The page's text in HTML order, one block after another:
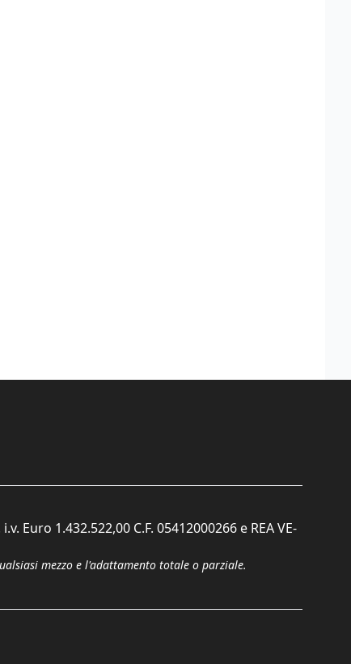
Euro 1.432.522,00 C.F. 05412000266 e REA VE-
mezzo e l'adattamento totale o parziale.